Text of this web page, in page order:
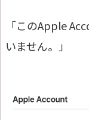
「このApple
いません。」